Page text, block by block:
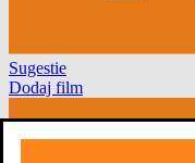
Sugestie
Dodaj film